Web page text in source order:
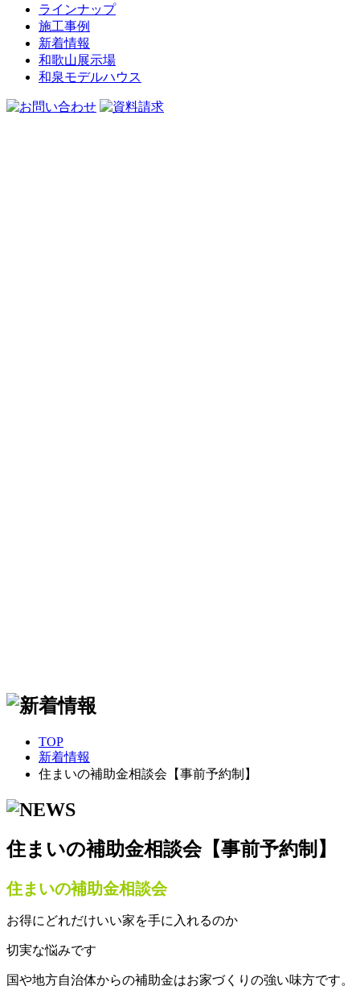
ラインナップ
施工事例
新着情報
和歌山展示場
和泉モデルハウス
TOP
新着情報
住まいの補助金相談会【事前予約制】
住まいの補助金相談会【事前予約制】
住まいの補助金相談会
お得にどれだけいい家を手に入れるのか
切実な悩みです
国や地方自治体からの補助金はお家づくりの強い味方です。